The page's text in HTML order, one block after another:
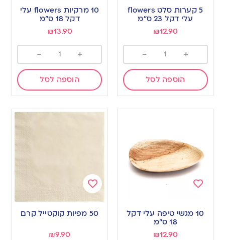
to
wishlist
5 קערות סלט flowers
עלי דקל 23 ס”מ
₪12.90
+
-
הוספה לסל
to
wishlist
10 מרקיות flowers עלי
דקל 18 ס”מ
₪13.90
+
-
הוספה לסל
to
wishlist
10 מגשי טיפה עלי דקל
18 ס”מ
₪12.90
to
wishlist
50 מפיות קוקטייל קרם
₪9.90